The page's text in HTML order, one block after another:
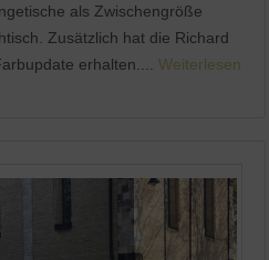
als Zwischengröße
Zusätzlich hat die Richard
erhalten....Weiterlesen